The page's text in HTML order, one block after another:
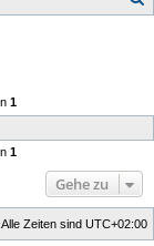
1
1
Gehe zu
Alle Zeiten sind UTC+02:00